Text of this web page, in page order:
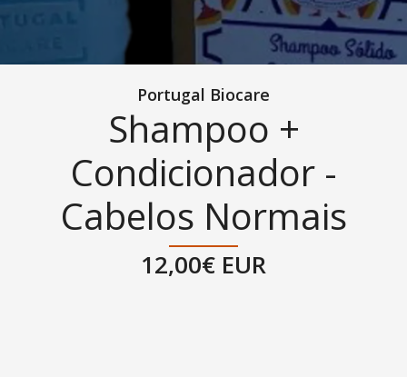
Portugal Biocare
Shampoo +
Condicionador -
Cabelos Normais
12,00€ EUR